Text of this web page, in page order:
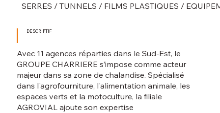
Avec 11 agences réparties dans le Sud-Est, le
GROUPE CHARRIERE s’impose comme acteur
majeur dans sa zone de chalandise. Spécialisé
dans l'agrofourniture, l'alimentation animale, les
espaces verts et la motoculture, la filiale
AGROVIAL ajoute son expertise
DESCRIPTIF
SERRES / TUNNELS / FILMS PLASTIQUES /